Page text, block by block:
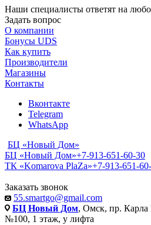
Наши специалисты ответят на
Задать вопрос
О компании
Бонусы UDS
Как купить
Производители
Магазины
Контакты
Вконтакте
Telegram
WhatsApp
БЦ «Новый Дом»
БЦ «Новый Дом»+7-913-651-60-30
ТК «Komarova PlaZa»+7-913-651-
Заказать звонок
55.smartgo@gmail.com
БЦ Новый Дом, Омск, пр. Карла
№100, 1 этаж, у лифта